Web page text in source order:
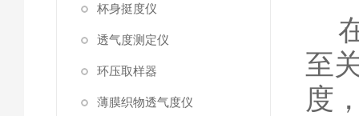
杯身挺度仪
透气度测定仪
环压取样器
薄膜织物透气度仪
在
至
度